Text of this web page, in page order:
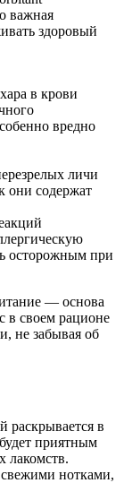
важная
здоровый
в крови
вредно
личи
они содержат
осторожным при
— основа
в своем рационе
не забывая об
в
приятным
лакомств.
нотками,